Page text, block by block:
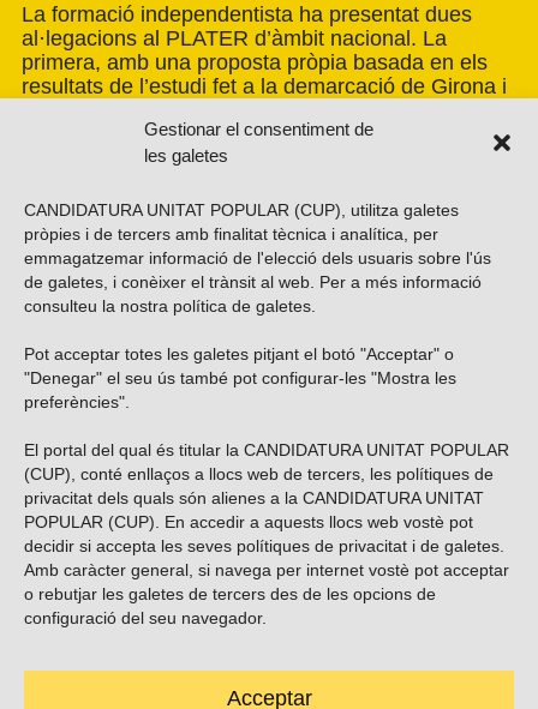
Gestionar el consentiment de
les galetes
CANDIDATURA UNITAT POPULAR (CUP), utilitza galetes
pròpies i de tercers amb finalitat tècnica i analítica, per
emmagatzemar informació de l'elecció dels usuaris sobre l'ús
de galetes, i conèixer el trànsit al web. Per a més informació
consulteu la nostra política de galetes
Pot acceptar totes les galetes pitjant el botó "Acceptar" o
"Denegar" el seu ús també pot configurar-les "Mostra les
preferències".
El portal del qual és titular la CANDIDATURA UNITAT POPULAR
(CUP), conté enllaços a llocs web de tercers, les polítiques de
privacitat dels quals són alienes a la CANDIDATURA UNITAT
POPULAR (CUP). En accedir a aquests llocs web vostè pot
decidir si accepta les seves polítiques de privacitat i de galetes.
Amb caràcter general, si navega per internet vostè pot acceptar
o rebutjar les galetes de tercers des de les opcions de
configuració del seu navegador.
Acceptar
La formació independentista ha presentat dues
al·legacions al PLATER d’àmbit nacional. La
primera, amb una proposta pròpia basada en els
resultats de l’estudi fet a la demarcació de Girona i
país. La segona, impulsada per la Xarxa per una
Transició Energètica Justa, de caràcter més global.
Vols subscriure’t al nostre butlletí?
ENVIAR
Troba’ns a les xarxes socials